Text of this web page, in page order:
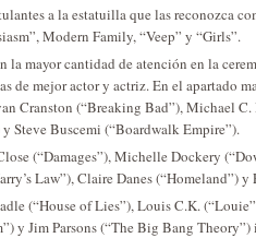
a la estatuilla que las reconozca
Modern Family, “Veep” y “Girls”.
la mayor cantidad de atención en la
de mejor actor y actriz. En el apartado
Cranston (“Breaking Bad”), Michael C.
Steve Buscemi (“Boardwalk Empire”).
(“Damages”), Michelle Dockery
Law”), Claire Danes (“Homeland”)
(“House of Lies”), Louis C.K.
y Jim Parsons (“The Big Bang